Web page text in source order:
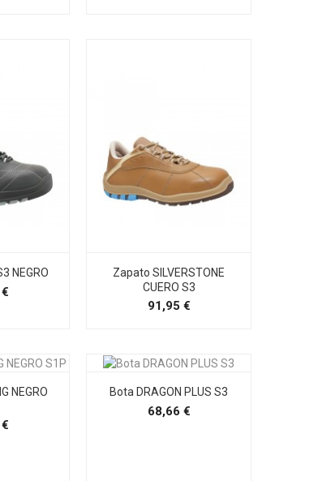
NEGRO
Precio
Zapato SILVERSTONE
CUERO S3
91,95 €Precio
NEGRO
Precio
Bota DRAGON PLUS S3
68,66 €Precio